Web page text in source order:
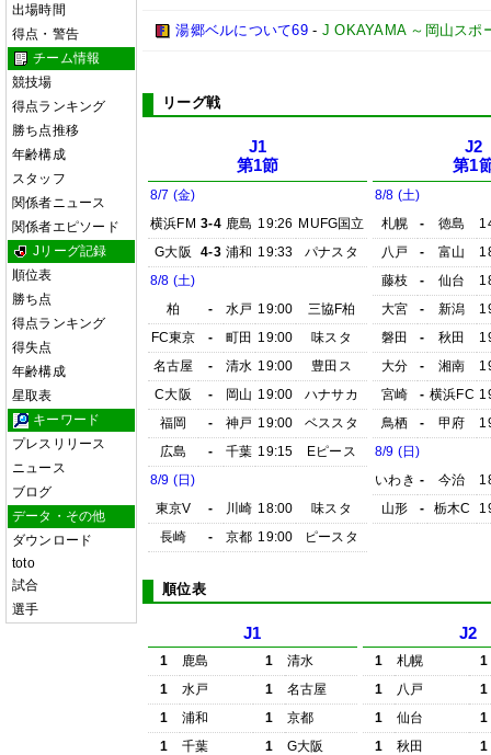
出場時間
得点・警告
チーム情報
競技場
得点ランキング
勝ち点推移
年齢構成
スタッフ
関係者ニュース
関係者エピソード
Jリーグ記録
順位表
勝ち点
得点ランキング
得失点
年齢構成
星取表
キーワード
プレスリリース
ニュース
ブログ
データ・その他
ダウンロード
toto
試合
選手
湯郷ベルについて69- J OKAYAMA ～岡山スポ
リーグ戦
J1
第1節
8/7 (金)
横浜FM 3-4 鹿島 19:26 MUFG国立
G大阪
4-3 浦和 19:33
パナスタ
8/8 (土)
柏
- 水戸 19:00
三協F柏
FC東京
- 町田 19:00
味スタ
名古屋
- 清水 19:00
豊田ス
C大阪
- 岡山 19:00
ハナサカ
福岡
- 神戸 19:00
ベススタ
広島
- 千葉 19:15
Eピース
8/9 (日)
東京V
- 川崎 18:00
味スタ
長崎
- 京都 19:00 ピースタ
J2
第1
8/8 (土)
札幌
- 徳島
八戸
- 富山
藤枝
- 仙台
大宮
- 新潟
磐田
- 秋田
大分
- 湘南
宮崎
- 横浜FC
鳥栖
- 甲府
8/9 (日)
いわき - 今治
山形
- 栃木C
順位表
J1
1 鹿島 1
清水
1
水戸 1
名古屋
1
浦和 1
京都
1
千葉 1
G大阪
J2
1 札幌
1
1
八戸
1
1
仙台
1
1
秋田
1